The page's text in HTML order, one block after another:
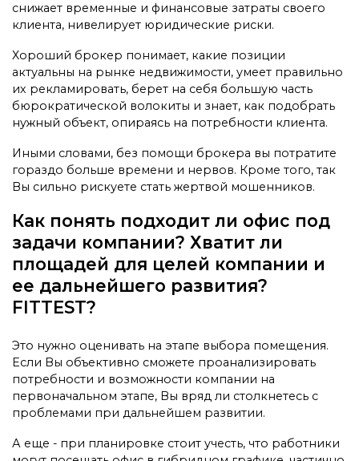
снижает временные и финансовые затраты своего
клиента, нивелирует юридические риски.
Хороший брокер понимает, какие позиции
актуальны на рынке недвижимости, умеет правильно
их рекламировать, берет на себя большую часть
бюрократической волокиты и знает, как подобрать
нужный объект, опираясь на потребности клиента.
Иными словами, без помощи брокера вы потратите
гораздо больше времени и нервов. Кроме того, так
Вы сильно рискуете стать жертвой мошенников.
Как понять подходит ли офис под
задачи компании? Хватит ли
площадей для целей компании и
ее дальнейшего развития?
FITTEST?
Это нужно оценивать на этапе выбора помещения.
Если Вы объективно сможете проанализировать
потребности и возможности компании на
первоначальном этапе, Вы вряд ли столкнетесь с
проблемами при дальнейшем развитии.
А еще - при планировке стоит учесть, что работники